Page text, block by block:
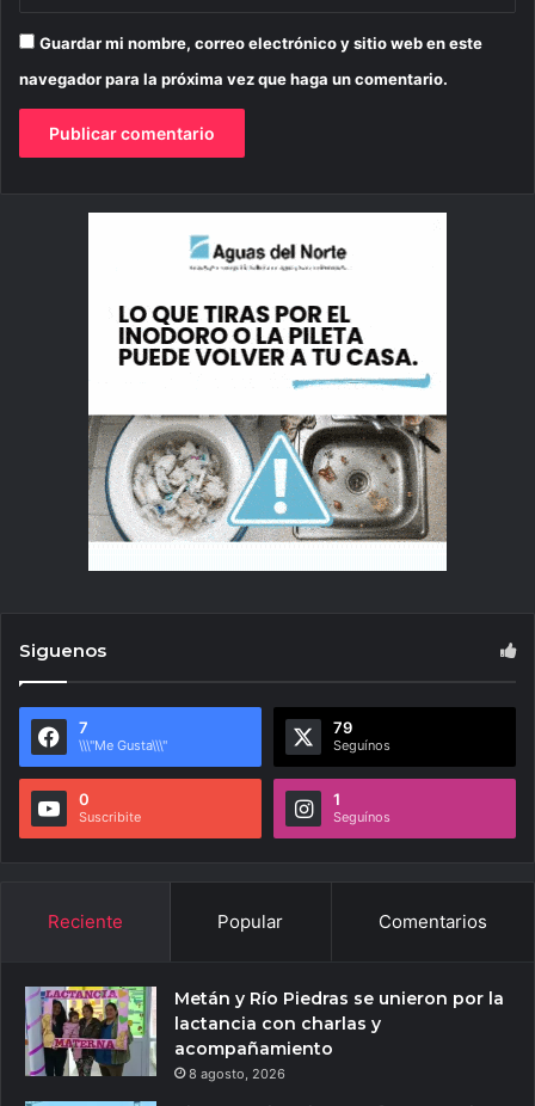
Guardar mi nombre, correo electrónico y sitio web en este
navegador para la próxima vez que haga un comentario.
Siguenos
7
\\\"Me Gusta\\\"
79
Seguínos
0
Suscribite
1
Seguínos
Reciente Popular Comentarios
Metán y Río Piedras se unieron por la
lactancia con charlas y
acompañamiento
8 agosto, 2026